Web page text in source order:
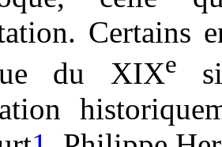
Certains
du XIXe